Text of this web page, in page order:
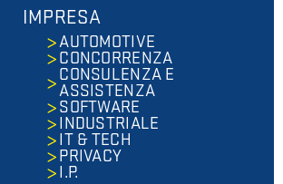
IMPRESA
AUTOMOTIVE
CONCORRENZA
CONSULENZA E
ASSISTENZA
SOFTWARE
INDUSTRIALE
IT & TECH
PRIVACY
I.P.